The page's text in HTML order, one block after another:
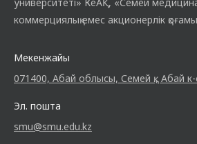
коммерциялық емес акционерлік
Мекенжайы
071400, Абай облысы, Семей қ., Абай к-
Эл. пошта
smu@smu.edu.kz